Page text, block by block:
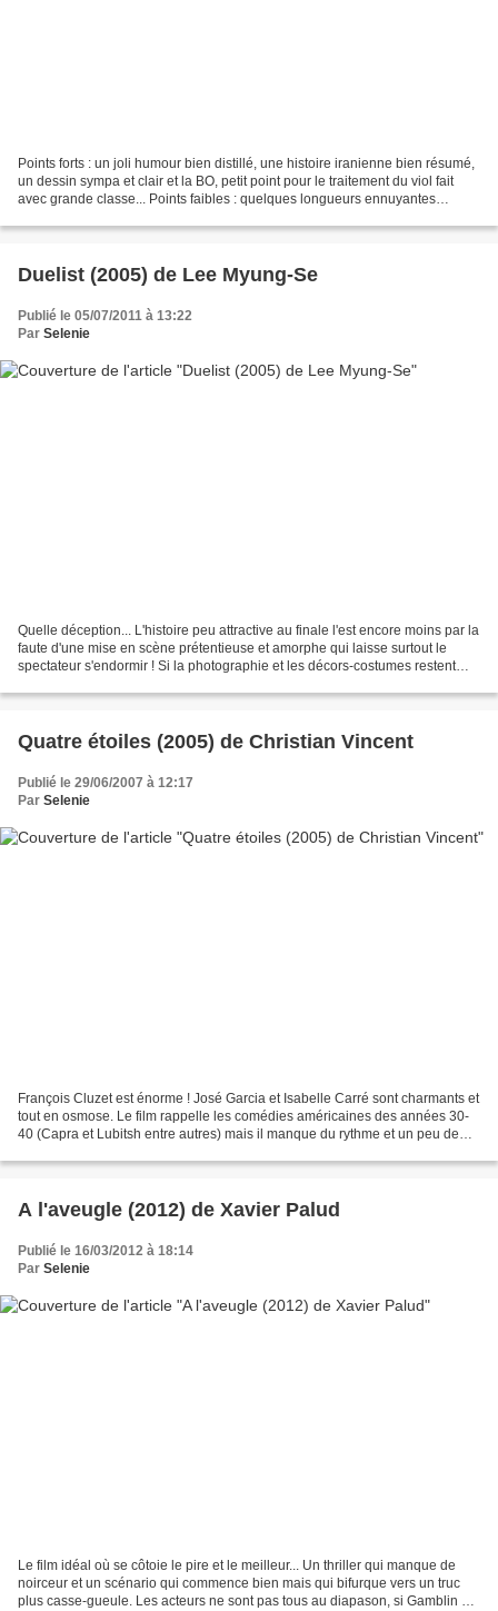
Points forts : un joli humour bien distillé, une histoire iranienne bien résumé,
un dessin sympa et clair et la BO, petit point pour le traitement du viol fait
avec grande classe... Points faibles : quelques longueurs ennuyantes
Duelist (2005) de Lee Myung-Se
Publié le 05/07/2011 à 13:22
Par Selenie
Quelle déception... L'histoire peu attractive au finale l'est encore moins par la
faute d'une mise en scène prétentieuse et amorphe qui laisse surtout le
spectateur s'endormir ! Si la photographie et les décors-costumes restent
Quatre étoiles (2005) de Christian Vincent
Publié le 29/06/2007 à 12:17
Par Selenie
François Cluzet est énorme ! José Garcia et Isabelle Carré sont charmants et
tout en osmose. Le film rappelle les comédies américaines des années 30-
40 (Capra et Lubitsh entre autres) mais il manque du rythme et un peu de
A l'aveugle (2012) de Xavier Palud
Publié le 16/03/2012 à 18:14
Par Selenie
Le film idéal où se côtoie le pire et le meilleur... Un thriller qui manque de
noirceur et un scénario qui commence bien mais qui bifurque vers un truc
plus casse-gueule. Les acteurs ne sont pas tous au diapason, si Gamblin est